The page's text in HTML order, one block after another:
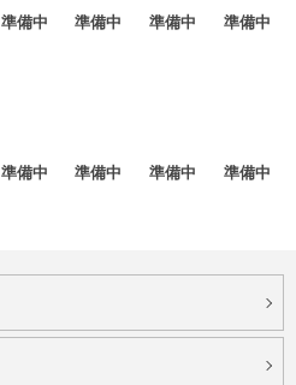
準備中 準備中 準備中 準備中
準備中 準備中 準備中 準備中